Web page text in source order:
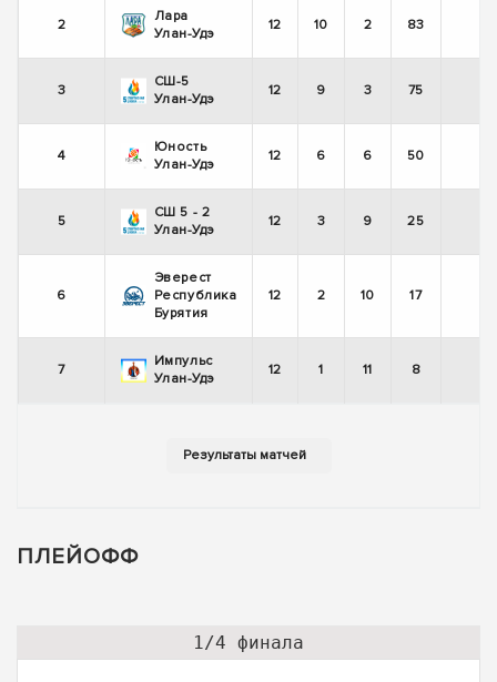
2
Лара
Улан-Удэ
12 10 2 83
3
СШ-5
Улан-Удэ
12 9 3 75
4
Юность
Улан-Удэ
12 6 6 50
5
СШ 5 - 2
Улан-Удэ
12 3 9 25
6
Эверест
Республика
Бурятия
12 2 10 17
7
Импульс
Улан-Удэ
12 1 11 8
ПЛЕЙОФФ
1/4 финала